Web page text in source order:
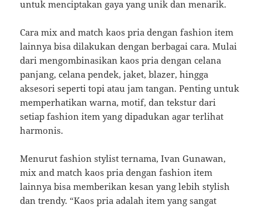
untuk menciptakan gaya yang unik dan menarik.
Cara mix and match kaos pria dengan fashion item
lainnya bisa dilakukan dengan berbagai cara. Mulai
dari mengombinasikan kaos pria dengan celana
panjang, celana pendek, jaket, blazer, hingga
aksesori seperti topi atau jam tangan. Penting untuk
memperhatikan warna, motif, dan tekstur dari
setiap fashion item yang dipadukan agar terlihat
harmonis.
Menurut fashion stylist ternama, Ivan Gunawan,
mix and match kaos pria dengan fashion item
lainnya bisa memberikan kesan yang lebih stylish
dan trendy. “Kaos pria adalah item yang sangat